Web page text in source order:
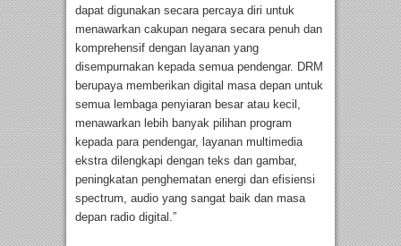
dapat digunakan secara percaya diri untuk
menawarkan cakupan negara secara penuh dan
komprehensif dengan layanan yang
disempurnakan kepada semua pendengar. DRM
berupaya memberikan digital masa depan untuk
semua lembaga penyiaran besar atau kecil,
menawarkan lebih banyak pilihan program
kepada para pendengar, layanan multimedia
ekstra dilengkapi dengan teks dan gambar,
peningkatan penghematan energi dan efisiensi
spectrum, audio yang sangat baik dan masa
depan radio digital.”